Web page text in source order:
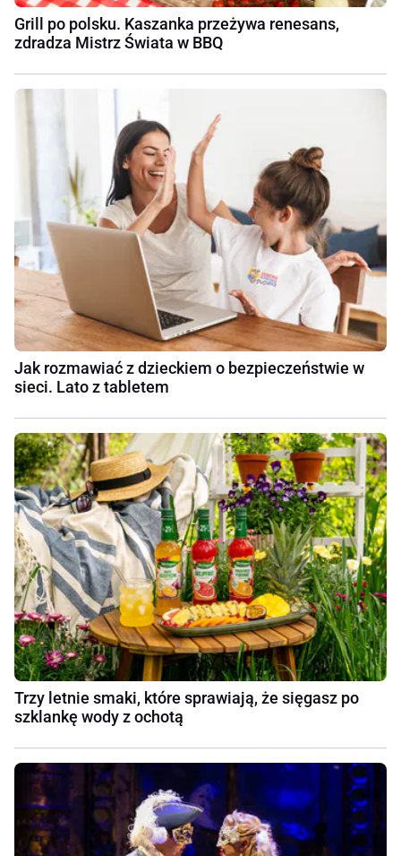
Grill po polsku. Kaszanka przeżywa renesans,
zdradza Mistrz Świata w BBQ
Jak rozmawiać z dzieckiem o bezpieczeństwie w
sieci. Lato z tabletem
Trzy letnie smaki, które sprawiają, że sięgasz po
szklankę wody z ochotą